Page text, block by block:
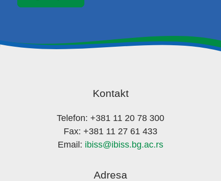
Kontakt
Telefon: +381 11 20 78 300
Fax: +381 11 27 61 433
Email: ibiss@ibiss.bg.ac.rs
Adresa